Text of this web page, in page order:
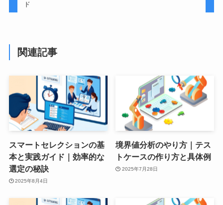
ド
関連記事
スマートセレクションの基
本と実践ガイド｜効率的な
選定の秘訣
2025年8月4日
境界値分析のやり方｜テス
トケースの作り方と具体例
2025年7月28日